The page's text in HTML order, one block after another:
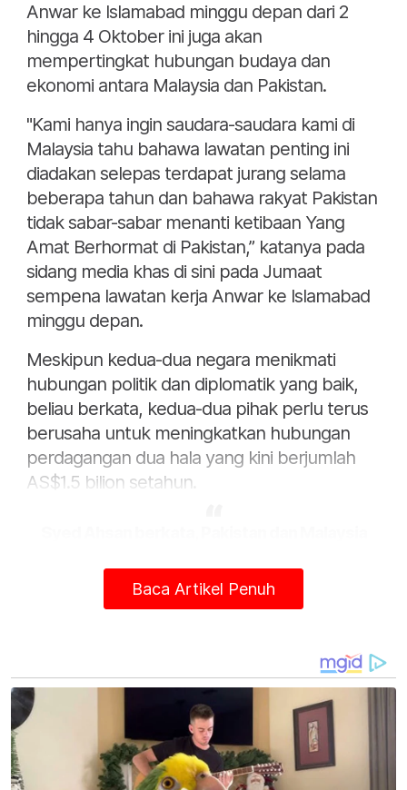
Anwar ke Islamabad minggu depan dari 2
hingga 4 Oktober ini juga akan
mempertingkat hubungan budaya dan
ekonomi antara Malaysia dan Pakistan.
"Kami hanya ingin saudara-saudara kami di
Malaysia tahu bahawa lawatan penting ini
diadakan selepas terdapat jurang selama
beberapa tahun dan bahawa rakyat Pakistan
tidak sabar-sabar menanti ketibaan Yang
Amat Berhormat di Pakistan,” katanya pada
sidang media khas di sini pada Jumaat
sempena lawatan kerja Anwar ke Islamabad
minggu depan.
Meskipun kedua-dua negara menikmati
hubungan politik dan diplomatik yang baik,
beliau berkata, kedua-dua pihak perlu terus
berusaha untuk meningkatkan hubungan
perdagangan dua hala yang kini berjumlah
AS$1.5 bilion setahun.
perdagangan yang amat baik, nilai dagangan
dua hala kita ialah AS$1.5 bilion setahun.
Namun ia tidak mencukupi. Saya rasa ia tidak
selaras dengan tahap hubungan politik kita
dan perlu dipertingkat,” katanya.
Baca Artikel Penuh